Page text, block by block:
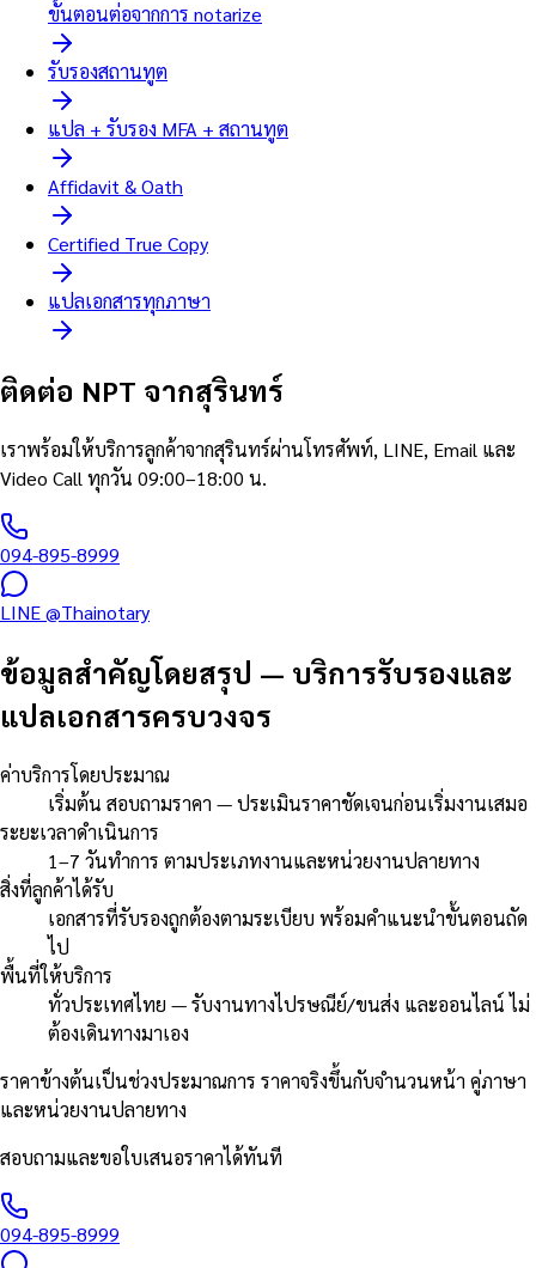
ขั้นตอนต่อจากการ notarize
รับรองสถานทูต
แปล + รับรอง MFA + สถานทูต
Affidavit & Oath
Certified True Copy
แปลเอกสารทุกภาษา
ติดต่อ NPT จากสุรินทร์
เราพร้อมให้บริการลูกค้าจากสุรินทร์ผ่านโทรศัพท์, LINE, Email และ
Video Call ทุกวัน 09:00–18:00 น.
094-895-8999
LINE @Thainotary
ข้อมูลสำคัญโดยสรุป — บริการรับรองและ
แปลเอกสารครบวงจร
ค่าบริการโดยประมาณ
เริ่มต้น สอบถามราคา — ประเมินราคาชัดเจนก่อนเริ่มงานเสมอ
ระยะเวลาดำเนินการ
1–7 วันทำการ ตามประเภทงานและหน่วยงานปลายทาง
สิ่งที่ลูกค้าได้รับ
เอกสารที่รับรองถูกต้องตามระเบียบ พร้อมคำแนะนำขั้นตอนถัด
ไป
พื้นที่ให้บริการ
ทั่วประเทศไทย — รับงานทางไปรษณีย์/ขนส่ง และออนไลน์ ไม่
ต้องเดินทางมาเอง
ราคาข้างต้นเป็นช่วงประมาณการ ราคาจริงขึ้นกับจำนวนหน้า คู่ภาษา
และหน่วยงานปลายทาง
สอบถามและขอใบเสนอราคาได้ทันที
094-895-8999